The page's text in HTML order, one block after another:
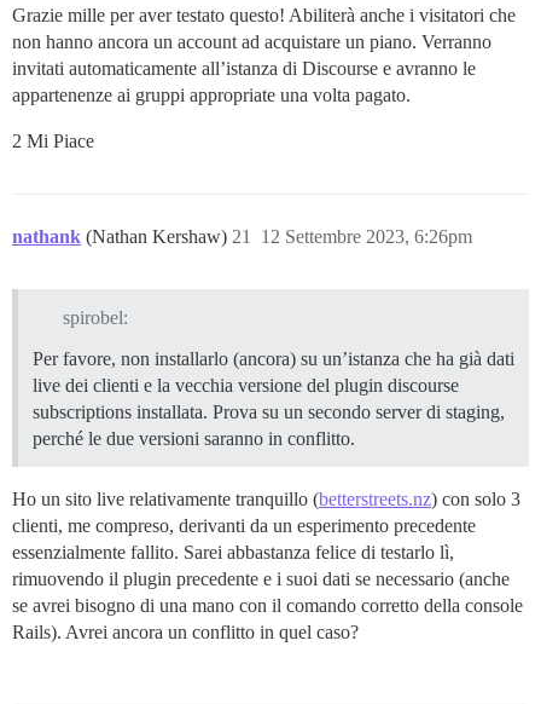
Grazie mille per aver testato questo! Abiliterà anche i visitatori che
non hanno ancora un account ad acquistare un piano. Verranno
invitati automaticamente all’istanza di Discourse e avranno le
appartenenze ai gruppi appropriate una volta pagato.
2 Mi Piace
nathank (Nathan Kershaw) 12 Settembre 2023, 6:26pm
21
spirobel:
Per favore, non installarlo (ancora) su un’istanza che ha già dati
live dei clienti e la vecchia versione del plugin discourse
subscriptions installata. Prova su un secondo server di staging,
perché le due versioni saranno in conflitto.
Ho un sito live relativamente tranquillo (betterstreets.nz) con solo 3
clienti, me compreso, derivanti da un esperimento precedente
essenzialmente fallito. Sarei abbastanza felice di testarlo lì,
rimuovendo il plugin precedente e i suoi dati se necessario (anche
se avrei bisogno di una mano con il comando corretto della console
Rails). Avrei ancora un conflitto in quel caso?